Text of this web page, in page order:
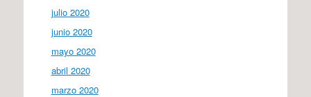
julio 2020
junio 2020
mayo 2020
abril 2020
marzo 2020